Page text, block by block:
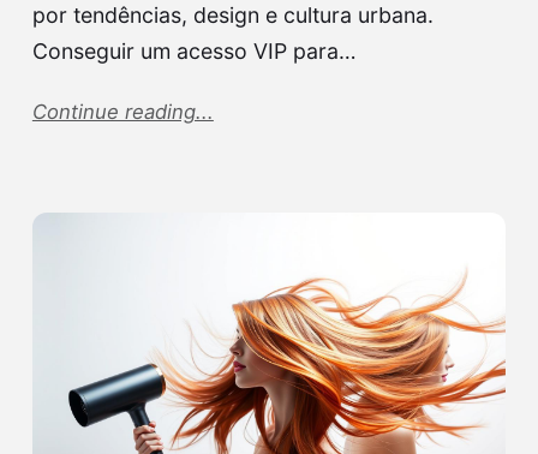
por tendências, design e cultura urbana.
Conseguir um acesso VIP para…
Continue reading...